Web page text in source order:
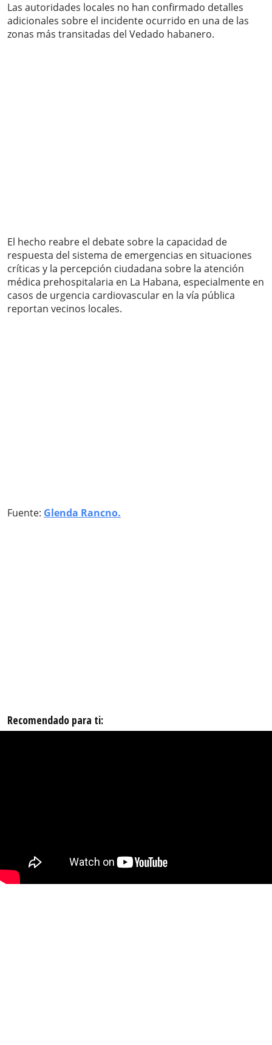
Las autoridades locales no han confirmado detalles
adicionales sobre el incidente ocurrido en una de las
zonas más transitadas del Vedado habanero.
El hecho reabre el debate sobre la capacidad de
respuesta del sistema de emergencias en situaciones
críticas y la percepción ciudadana sobre la atención
médica prehospitalaria en La Habana, especialmente en
casos de urgencia cardiovascular en la vía pública
reportan vecinos locales.
Fuente: Glenda Rancno.
Recomendado para ti: